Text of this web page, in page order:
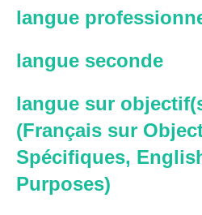
langue
langue seconde
langue sur
(Français sur
Spécifiques,
Purposes)